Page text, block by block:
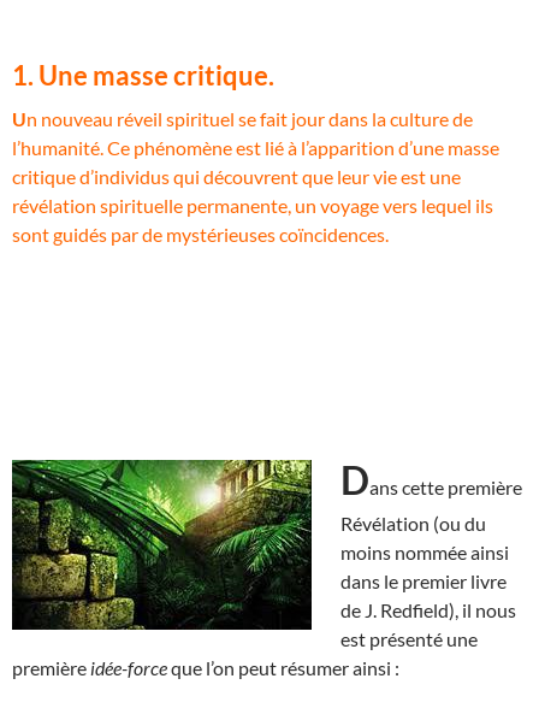
1. Une masse critique.
Un nouveau réveil spirituel se fait jour dans la culture de
l’humanité. Ce phénomène est lié à l’apparition d’une masse
critique d’individus qui découvrent que leur vie est une
révélation spirituelle permanente, un voyage vers lequel ils
sont guidés par de mystérieuses coïncidences.
Dans cette première
Révélation (ou du
moins nommée ainsi
dans le premier livre
de J. Redfield), il nous
est présenté une
première idée-forceque l’on peut résumer ainsi :